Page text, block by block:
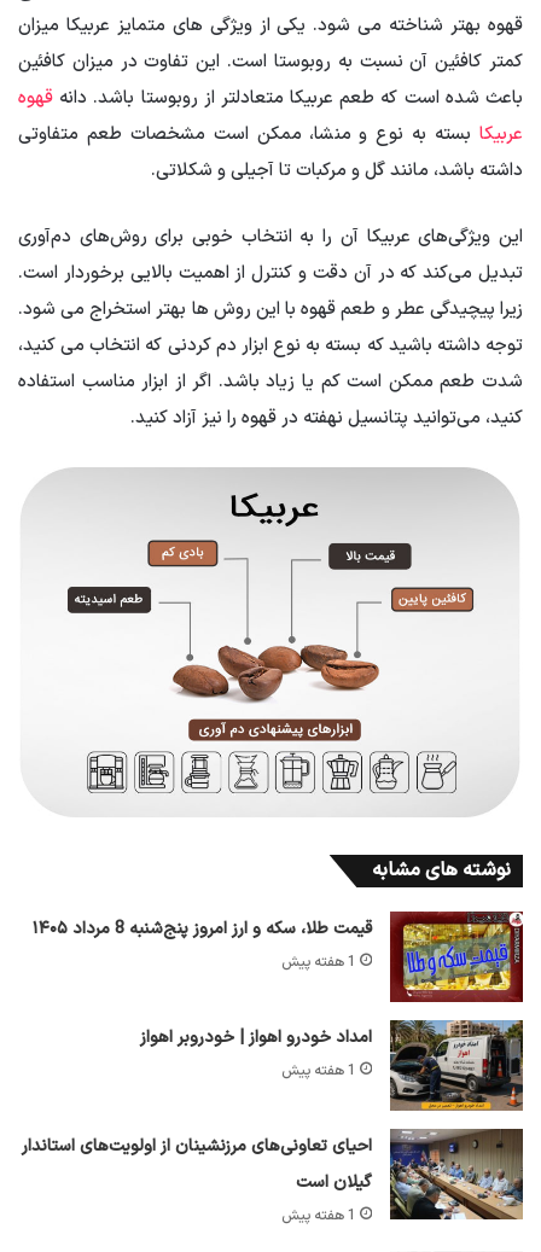
قهوه بهتر شناخته می شود. یکی از ویژگی های متمایز عربیکا میزان
کمتر کافئین آن نسبت به روبوستا است. این تفاوت در میزان کافئین
باعث شده است که طعم عربیکا متعادلتر از روبوستا باشد. دانه قهوه
عربیکا بسته به نوع و منشا، ممکن است مشخصات طعم متفاوتی
داشته باشد، مانند گل و مرکبات تا آجیلی و شکلاتی.
این ویژگی‌های عربیکا آن را به انتخاب خوبی برای روش‌های دم‌آوری
تبدیل می‌کند که در آن دقت و کنترل از اهمیت بالایی برخوردار است.
زیرا پیچیدگی عطر و طعم قهوه با این روش ها بهتر استخراج می شود.
توجه داشته باشید که بسته به نوع ابزار دم کردنی که انتخاب می کنید،
شدت طعم ممکن است کم یا زیاد باشد. اگر از ابزار مناسب استفاده
کنید، می‌توانید پتانسیل نهفته در قهوه را نیز آزاد کنید.
نوشته های مشابه
قیمت طلا، سکه و ارز امروز پنج‌شنبه 8 مرداد ۱۴۰۵
1 هفته پیش
امداد خودرو اهواز | خودروبر اهواز
1 هفته پیش
احیای تعاونی‌های مرزنشینان از اولویت‌های استاندار
گیلان است
1 هفته پیش